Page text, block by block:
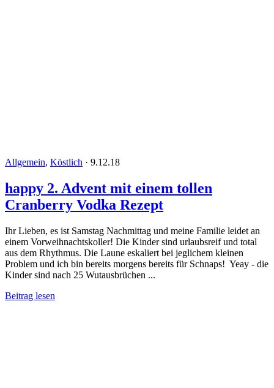
Allgemein, Köstlich · 9.12.18
happy 2. Advent mit einem tollen
Cranberry Vodka Rezept
Ihr Lieben, es ist Samstag Nachmittag und meine Familie leidet an
einem Vorweihnachtskoller! Die Kinder sind urlaubsreif und total
aus dem Rhythmus. Die Laune eskaliert bei jeglichem kleinen
Problem und ich bin bereits morgens bereits für Schnaps! Yeay - die
Kinder sind nach 25 Wutausbrüchen ...
Beitrag lesen